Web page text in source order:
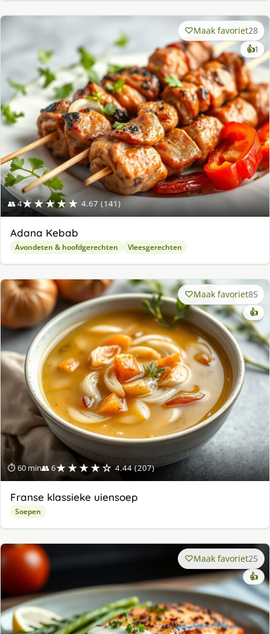
👥 4★★★★★ 4.67 (141)
Maak favoriet28
👍1
Adana Kebab
Avondeten & hoofdgerechten Vleesgerechten
⏱ 60 min👥 6★★★★☆ 4.44 (207)
Maak favoriet85
👍
Franse klassieke uiensoep
Soepen
Maak favoriet25
👍